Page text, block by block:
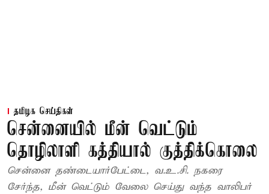
தமிழக செய்திகள்
சென்னையில் மீன் வெட்டும்
தொழிலாளி கத்தியால் குத்திக்கொலை
சென்னை தண்டையார்பேட்டை, வ.உ.சி. நகரை
சேர்ந்த, மீன் வெட்டும் வேலை செய்து வந்த வாலிபர்